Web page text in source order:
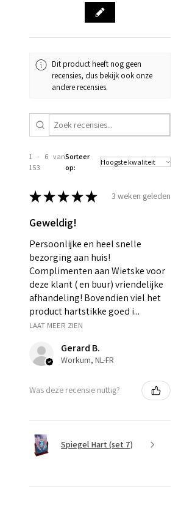
Dit product heeft nog geen
recensies, dus bekijk ook onze
andere recensies.
1 - 6 van
153
Sorteer
op:
★★★★★ 3 weken geleden
Geweldig!
Persoonlijke en heel snelle
bezorging aan huis!
Complimenten aan Wietske voor
deze klant ( en buur) vriendelijke
afhandeling! Bovendien viel het
product hartstikke goed i...
LAAT MEER ZIEN
Gerard B.
Workum, NL-FR
Was deze recensie nuttig?
Spiegel Hart (set 7)